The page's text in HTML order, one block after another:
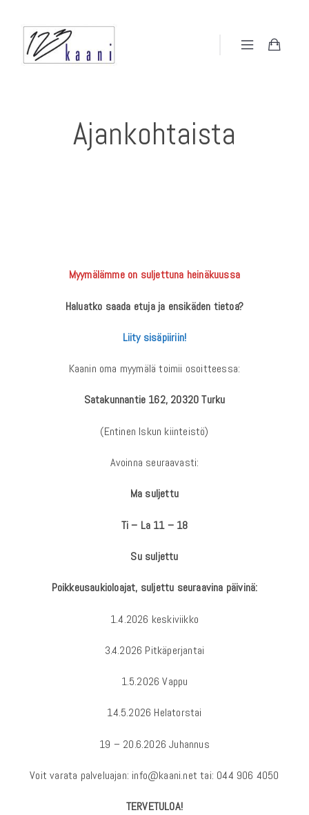
Ajankohtaista
Myymälämme on suljettuna heinäkuussa
Haluatko saada etuja ja ensikäden tietoa?
Liity sisäpiiriin!
Kaanin oma myymälä toimii osoitteessa:
Satakunnantie 162, 20320 Turku
(Entinen Iskun kiinteistö)
Avoinna seuraavasti:
Ma suljettu
Ti – La 11 – 18
Su suljettu
Poikkeusaukioloajat, suljettu seuraavina päivinä:
1.4.2026 keskiviikko
3.4.2026 Pitkäperjantai
1.5.2026 Vappu
14.5.2026 Helatorstai
19 – 20.6.2026 Juhannus
Voit varata palveluajan: info@kaani.net tai: 044 906 4050
TERVETULOA!